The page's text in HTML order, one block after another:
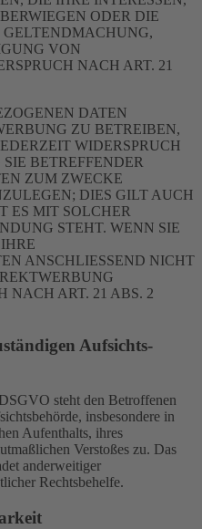
ODER DIE
VON
NACH ART. 21
DATEN
ZU BETREIBEN,
WIDERSPRUCH
BETREFFENDER
ZUM ZWECKE
DIES GILT AUCH
ES MIT SOLCHER
STEHT. WENN SIE
ANSCHLIESSEND NICHT
NACH ART. 21 ABS. 2
Aufsichts­
steht den Betroffenen
insbesondere in
Aufenthalts, ihres
Verstoßes zu. Das
anderweitiger
Rechtsbehelfe.